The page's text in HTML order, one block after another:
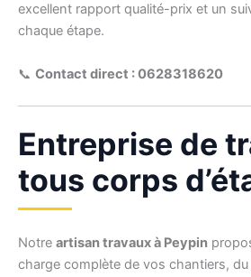
excellent rapport qualité-prix et un
chaque étape.
📞 Contact direct : 0628318620
Entreprise de
tous corps
Notre artisan travaux à Peypin
charge complète de vos chantiers,